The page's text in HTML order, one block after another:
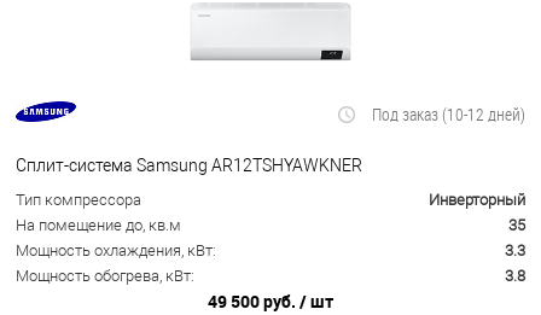
Под заказ (10-12 дней)
Сплит-система Samsung AR12TSHYAWKNER
Тип компрессора
Инверторный
На помещение до, кв.м
35
Мощность охлаждения, кВт:
3.3
Мощность обогрева, кВт:
3.8
49 500 руб. / шт